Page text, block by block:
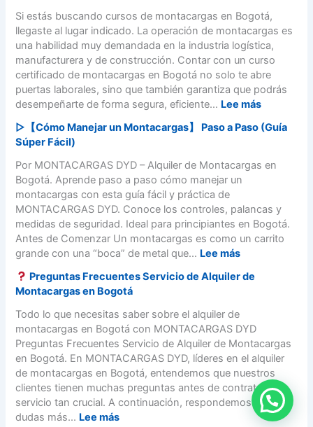
Si estás buscando cursos de montacargas en Bogotá,
llegaste al lugar indicado. La operación de montacargas es
una habilidad muy demandada en la industria logística,
manufacturera y de construcción. Contar con un curso
certificado de montacargas en Bogotá no solo te abre
puertas laborales, sino que también garantiza que podrás
desempeñarte de forma segura, eficiente... Lee más:
u
s
d
e
M
r
g
a
s
e
n
▷【Cómo Manejar un Montacargas】 Paso a Paso (Guía
Súper Fácil)
Por MONTACARGAS DYD – Alquiler de Montacargas en
Bogotá. Aprende paso a paso cómo manejar un
montacargas con esta guía fácil y práctica de
MONTACARGAS DYD. Conoce los controles, palancas y
medidas de seguridad. Ideal para principiantes en Bogotá.
Antes de Comenzar Un montacargas es como un carrito
grande con una “boca” de metal que... Lee más:
【
m
o
M
a
n
e
Preguntas Frecuentes Servicio de Alquiler de
Montacargas en Bogotá
Todo lo que necesitas saber sobre el alquiler de
montacargas en Bogotá con MONTACARGAS DYD
Preguntas Frecuentes Servicio de Alquiler de Montacargas
en Bogotá. En MONTACARGAS DYD, líderes en el alquiler
de montacargas en Bogotá, entendemos que nuestros
clientes tienen muchas preguntas antes de contratar un
servicio tan crucial. A continuación, respondemos las
dudas más... Lee más: